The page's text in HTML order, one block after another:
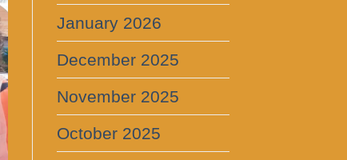
January 2026
December 2025
November 2025
October 2025